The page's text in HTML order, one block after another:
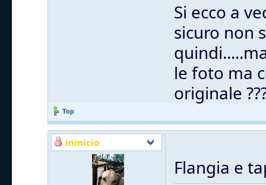
Si ecco a
sicuro non
le foto ma
originale
Top
inmicio
Flangia e